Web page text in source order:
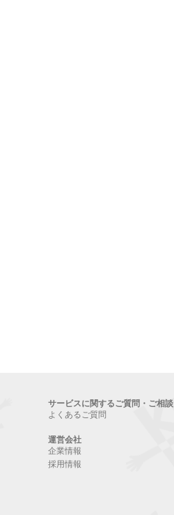
サービスに関するご質問・ご相談
よくあるご質問
運営会社
企業情報
採用情報